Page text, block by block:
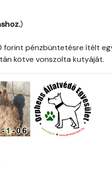
)
forint pénzbüntetésre ítélt
kötve vonszolta kutyáját.